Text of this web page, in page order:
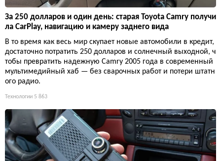
За 250 долларов и один день: старая Toyota Camry получи
ла CarPlay, навигацию и камеру заднего вида
В то время как весь мир скупает новые автомобили в кредит,
достаточно потратить 250 долларов и солнечный выходной, ч
тобы превратить надежную Camry 2005 года в современный
мультимедийный хаб — без сварочных работ и потери штатн
ого радио.
Технологии 5 863